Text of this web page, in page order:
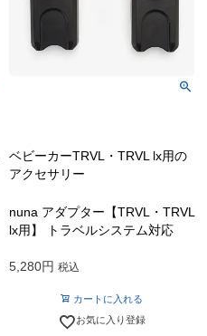
ベビーカーTRVL・TRVL lx用の
アクセサリー
nuna アダプター【TRVL・TRVL
lx用】 トラベルシステム対応
5,280 税込
カートに入れる
お気に入り登録